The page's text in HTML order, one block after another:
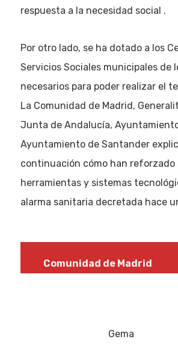
respuesta a la necesidad social .
Por otro lado, se ha dotado a los
Servicios Sociales municipales de
necesarios para poder realizar el
La Comunidad de Madrid,
Junta de Andalucía,
Ayuntamiento de Santander
continuación cómo han reforzado
herramientas y sistemas
alarma sanitaria decretada hace
Comunidad de Madrid
Gema